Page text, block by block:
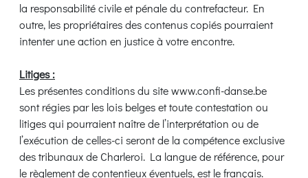
la responsabilité civile et pénale du contrefacteur. En
outre, les propriétaires des contenus copiés pourraient
intenter une action en justice à votre encontre.
Litiges :
Les présentes conditions du site www.confi-danse.be
sont régies par les lois belges et toute contestation ou
litiges qui pourraient naître de l’interprétation ou de
l’exécution de celles-ci seront de la compétence exclusive
des tribunaux de Charleroi. La langue de référence, pour
le règlement de contentieux éventuels, est le français.